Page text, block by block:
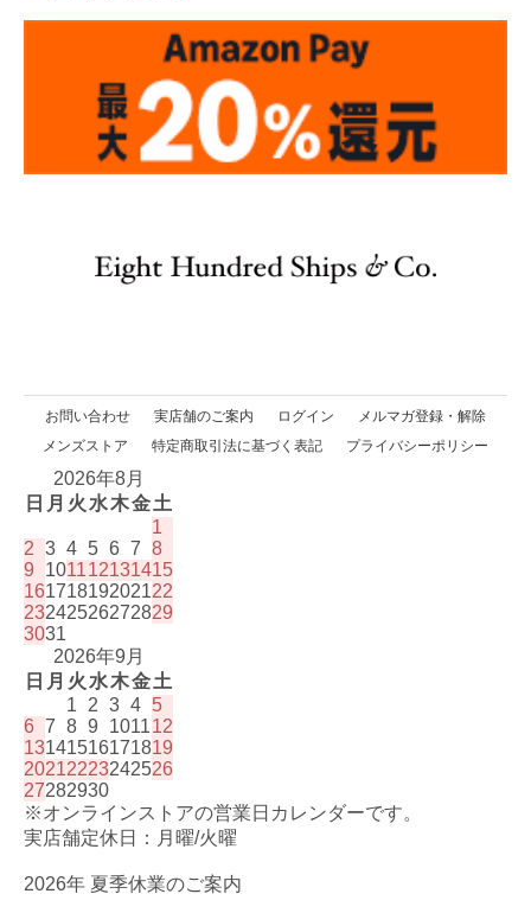
お問い合わせ 実店舗のご案内 ログイン
メルマガ登録・解除
メンズストア
特定商取引法に基づく表記 プライバシーポリシー
2026年8月
日 月 火 水木金土
1
2 3 4 5 6 7 8
9
101112131415
16171819202122
23242526272829
3031
2026年9月
日 月 火 水木金土
1
2 3 4 5
6 7 8 9 101112
13141516171819
20212223242526
27282930
※オンラインストアの営業日カレンダーです。
実店舗定休日：月曜/火曜
2026年 夏季休業のご案内